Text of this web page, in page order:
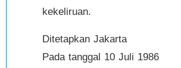
kekeliruan.
Ditetapkan Jakarta
Pada tanggal 10 Juli 1986